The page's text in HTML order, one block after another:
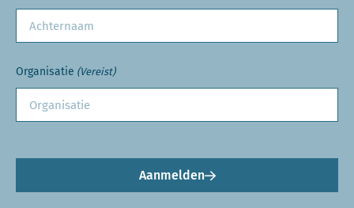
Organisatie (Vereist)
Aanmelden